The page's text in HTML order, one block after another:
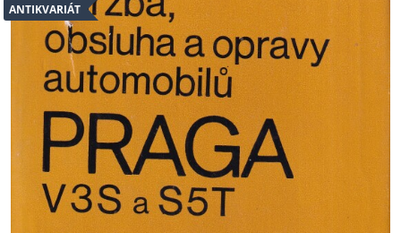
ANTIKVARIÁT